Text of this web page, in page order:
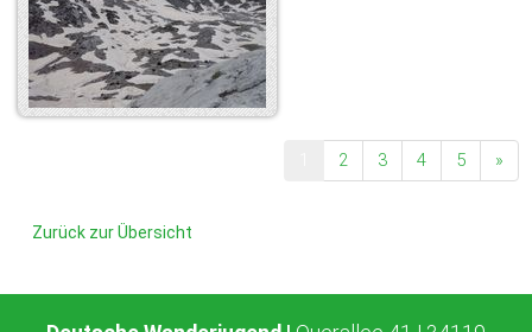
2 3 4 5 »
Zurück zur Übersicht